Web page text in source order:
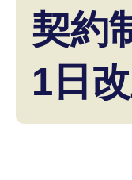
契約
1日改